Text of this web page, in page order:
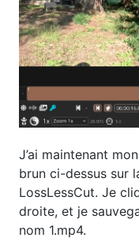
J’ai maintenant
brun ci-dessus sur
LossLessCut. Je
droite, et je
nom 1.mp4.